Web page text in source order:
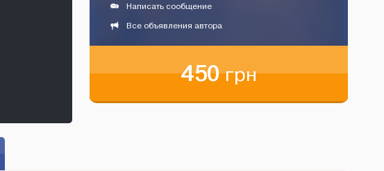
Написать сообщение
Все объявления автора
450грн